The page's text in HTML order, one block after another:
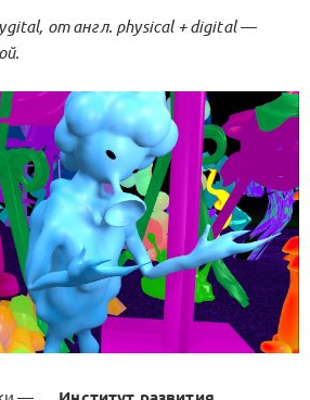
от англ. physical + digital —